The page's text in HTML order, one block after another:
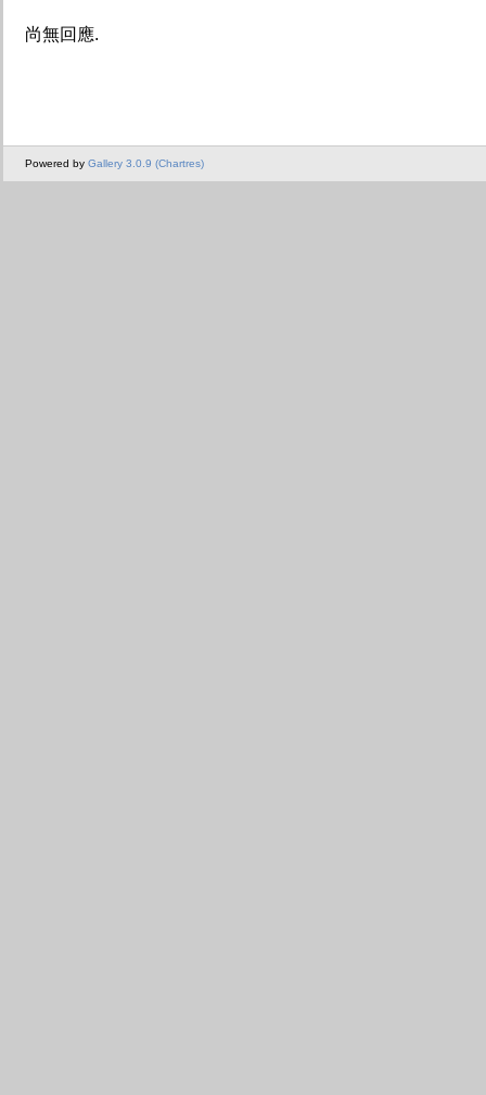
尚無回應.
Powered by Gallery 3.0.9 (Chartres)